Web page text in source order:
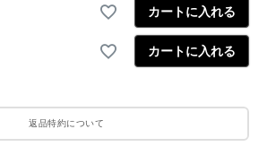
カートに入れる
カートに入れる
返品特約について